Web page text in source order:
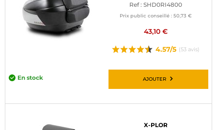
Ref : SHD0RI4800
Prix public conseillé : 50,73 €
43,10 €
4.57/5 (53 avis)
En stock AJOUTER
X-PLOR